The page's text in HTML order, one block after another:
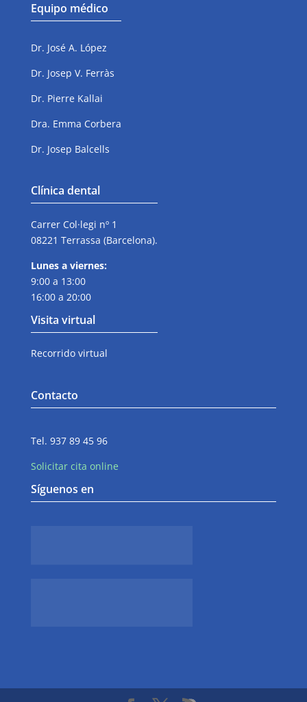
Equipo médico
Dr. José A. López
Dr. Josep V. Ferràs
Dr. Pierre Kallai
Dra. Emma Corbera
Dr. Josep Balcells
Clínica dental
Carrer Col·legi nº 1
08221 Terrassa (Barcelona).
Lunes a viernes:
9:00 a 13:00
16:00 a 20:00
Visita virtual
Recorrido virtual
Contacto
Tel. 937 89 45 96
Solicitar cita online
Síguenos en